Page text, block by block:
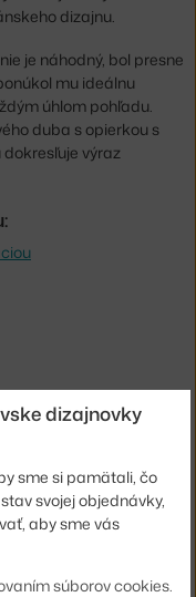
dizajnu.
je náhodný, bol presne
mu ideálnu
úhlom pohľadu.
duba s opierkou s
výraz
dizajnovky
sme si pamätali, čo
svojej objednávky,
aby sme vás
súborov cookies.